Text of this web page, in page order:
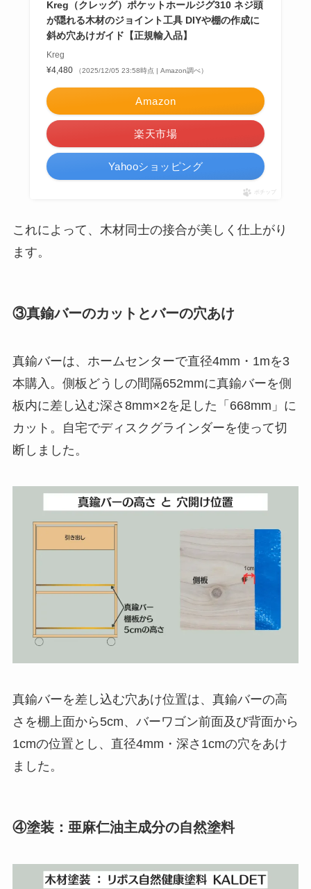
Kreg（クレッグ）ポケットホールジグ310 ネジ頭
が隠れる木材のジョイント工具 DIYや棚の作成に
斜め穴あけガイド【正規輸入品】
Kreg
¥4,480
（2025/12/05 23:58時点 | Amazon調べ）
Amazon
楽天市場
Yahooショッピング
ポチップ
これによって、木材同士の接合が美しく仕上がり
ます。
③真鍮バーのカットとバーの穴あけ
真鍮バーは、ホームセンターで直径4mm・1mを3
本購入。側板どうしの間隔652mmに真鍮バーを側
板内に差し込む深さ8mm×2を足した「668mm」に
カット。自宅でディスクグラインダーを使って切
断しました。
真鍮バーを差し込む穴あけ位置は、真鍮バーの高
さを棚上面から5cm、バーワゴン前面及び背面から
1cmの位置とし、直径4mm・深さ1cmの穴をあけ
ました。
④塗装：亜麻仁油主成分の自然塗料